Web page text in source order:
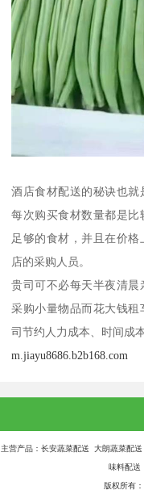
酒店食材配送的秘诀也
每次购买食材数量都是
足够的食材，并且在价
店的采购人员。
贵司可不必每天半夜清晨
采购小量物品而花大钱
司节约人力成本、时间成
m.jiayu8686.b2b168.com
主营产品：长安蔬菜配送 大朗蔬菜配
味料配送
版权所有